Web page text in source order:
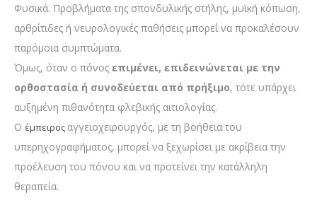
Φυσικά. Προβλήματα της σπονδυλικής στήλης, μυϊκή κόπωση,
αρθρίτιδες ή νευρολογικές παθήσεις μπορεί να προκαλέσουν
παρόμοια συμπτώματα.
Όμως, όταν ο πόνος επιμένει, επιδεινώνεται με την
ορθοστασία ή συνοδεύεται από πρήξιμο, τότε υπάρχει
αυξημένη πιθανότητα φλεβικής αιτιολογίας.
Ο έμπειρος αγγειοχειρουργός, με τη βοήθεια του
υπερηχογραφήματος, μπορεί να ξεχωρίσει με ακρίβεια την
προέλευση του πόνου και να προτείνει την κατάλληλη
θεραπεία.